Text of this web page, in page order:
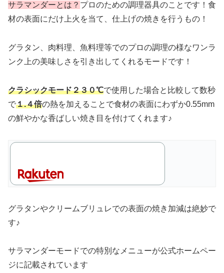
サラマンダーとは？ プロのための調理器具のことです！食
材の表面にだけ上火を当て、仕上げの焼きを行うもの！
グラタン、肉料理、魚料理等でのプロの調理の様なワンラ
ンク上の美味しさを引き出してくれるモードです！
クラシックモード２３０℃で使用した場合と比較して数秒
で１.４倍の熱を加えることで食材の表面にわずか0.55mm
の鮮やかな香ばしい焼き目を付けてくれます♪
グラタンやクリームブリュレでの表面の焼き加減は絶妙で
す♪
サラマンダーモードでの特別なメニューが公式ホームペー
ジに記載されています